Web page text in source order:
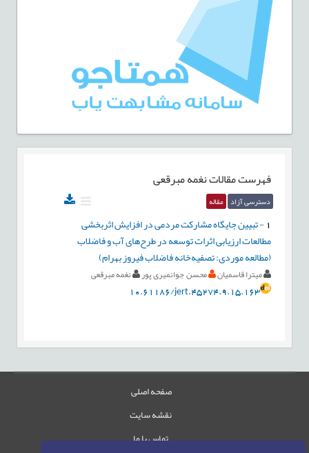
فهرست مقالاتنغمه مبرقعی
دسترسی آزاد مقاله
-تبیین جایگاه مشارکت مردمی در افزایش اثربخشی
مطالعات ارزیابی اثرات توسعه در طرح‌های آب و فاضلاب
(مطالعه موردی: تصفیه‌خانه فاضلاب فیروز بهرام)
میترا قاسمیان محسن جوانمیری پور نغمه مبرقعی
10.61186/jert.45274.9.15.163
صفحه اصلی
نقشه سایت
تماس با ما